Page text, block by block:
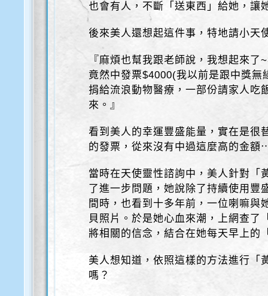
也會有人，不斷「送東西」給她，讓
後來美人還想起這件事，特地請小天
『麻煩也幫我跟老師說，我想起來
竟然中發票$4000(我以前是跟中獎
捐給流浪動物醫療，一部份請家人吃
來。』
看到美人的幸運豐盛能量，實在是很
的發票，從來沒有中過這麼高的金
當時在天使靈性諮詢中，美人針對「
了進一步問題，她說除了持續使用豐
間時，也看到十多年前，一位喇嘛與
貝照片。於是她心血來潮，上網查了
將相關的信念，結合在她每天早上的
美人想知道，依照這樣的方法進行「
嗎？